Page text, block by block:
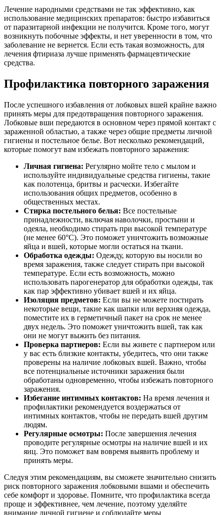
Лечение народными средствами не так эффективно, как
использование медицинских препаратов: быстро избавиться
от паразитарной инфекции не получится. Кроме того, могут
возникнуть побочные эффекты, и нет уверенности в том, что
заболевание не вернется. Если есть такая возможность, для
лечения фтириаза лучше применять фармацевтические
средства.
Профилактика повторного заражения
После успешного избавления от лобковых вшей крайне важно
принять меры для предотвращения повторного заражения.
Лобковые вши передаются в основном через прямой контакт с
зараженной областью, а также через общие предметы личной
гигиены и постельное белье. Вот несколько рекомендаций,
которые помогут вам избежать повторного заражения:
Личная гигиена: Регулярно мойте тело с мылом и
используйте индивидуальные средства гигиены, такие
как полотенца, бритвы и расчески. Избегайте
использования общих предметов, особенно в
общественных местах.
Стирка постельного белья: Все постельные
принадлежности, включая наволочки, простыни и
одеяла, необходимо стирать при высокой температуре
(не менее 60°C). Это поможет уничтожить возможные
яйца и вшей, которые могли остаться на ткани.
Обработка одежды: Одежду, которую вы носили во
время заражения, также следует стирать при высокой
температуре. Если есть возможность, можно
использовать парогенератор для обработки одежды, так
как пар эффективно убивает вшей и их яйца.
Изоляция предметов: Если вы не можете постирать
некоторые вещи, такие как шапки или верхняя одежда,
поместите их в герметичный пакет на срок не менее
двух недель. Это поможет уничтожить вшей, так как
они не могут выжить без питания.
Проверка партнеров: Если вы живете с партнером или
у вас есть близкие контакты, убедитесь, что они также
проверены на наличие лобковых вшей. Важно, чтобы
все потенциальные источники заражения были
обработаны одновременно, чтобы избежать повторного
заражения.
Избегание интимных контактов: На время лечения и
профилактики рекомендуется воздержаться от
интимных контактов, чтобы не передать вшей другим
людям.
Регулярные осмотры: После завершения лечения
проводите регулярные осмотры на наличие вшей и их
яиц. Это поможет вам вовремя выявить проблему и
принять меры.
Следуя этим рекомендациям, вы сможете значительно снизить
риск повторного заражения лобковыми вшами и обеспечить
себе комфорт и здоровье. Помните, что профилактика всегда
проще и эффективнее, чем лечение, поэтому уделяйте
внимание личной гигиене и соблюдайте меры